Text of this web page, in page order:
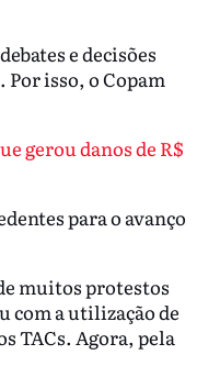
e decisões
isso, o Copam
gerou danos de R$
para o avanço
muitos protestos
com a utilização de
TACs. Agora, pela